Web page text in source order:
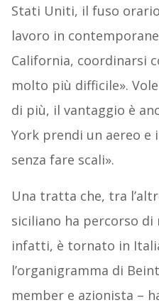
Stati Uniti, il fuso
lavoro in
California, coordinarsi
molto più difficile».
di più, il vantaggio è
York prendi un aereo e
senza fare scali».
Una tratta che, tra
siciliano ha percorso di
infatti, è tornato in
l’organigramma di
member e azionista –